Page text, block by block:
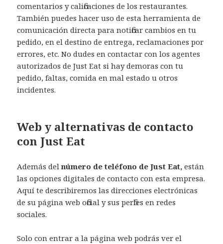
comentarios y calificaciones de los restaurantes.
También puedes hacer uso de esta herramienta de
comunicación directa para notificar cambios en tu
pedido, en el destino de entrega, reclamaciones por
errores, etc. No dudes en contactar con los agentes
autorizados de Just Eat si hay demoras con tu
pedido, faltas, comida en mal estado u otros
incidentes.
Web y alternativas de contacto
con Just Eat
Además del número de teléfono de Just Eat,están
las opciones digitales de contacto con esta empresa.
Aquí te describiremos las direcciones electrónicas
de su página web oficial y sus perfiles en redes
sociales.
Solo con entrar a la página web podrás ver el